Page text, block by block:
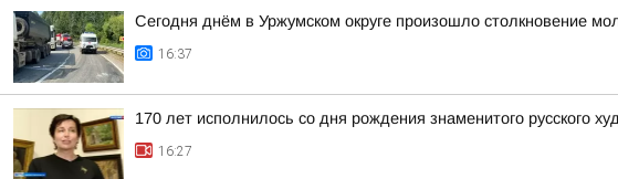
Сегодня днём в Уржумском округе произошло столкновение
16:37
170 лет исполнилось со дня рождения знаменитого русского
16:27